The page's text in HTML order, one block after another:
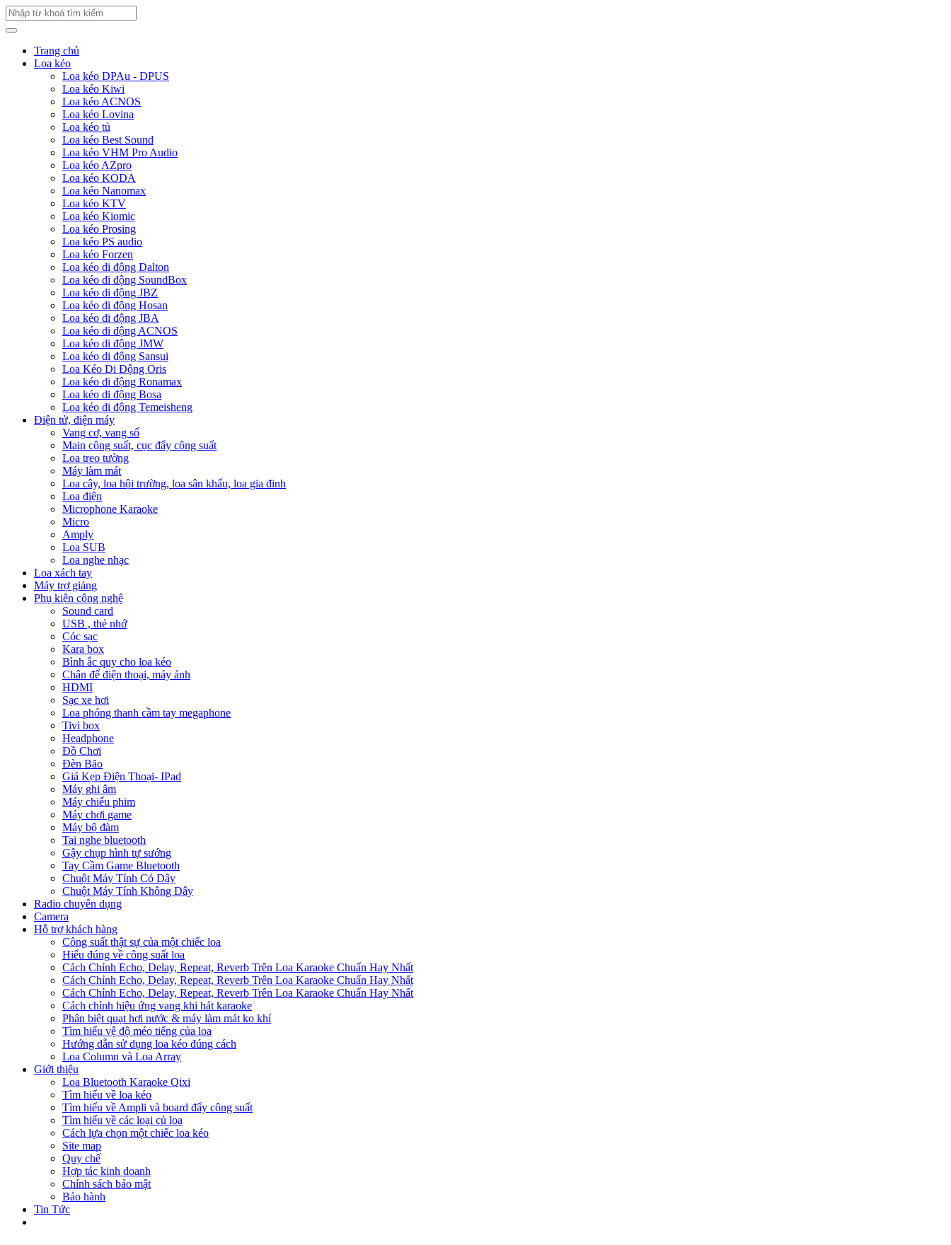
Trang chủ
Loa kéo
Loa kéo DPAu - DPUS
Loa kéo Kiwi
Loa kéo ACNOS
Loa kéo Lovina
Loa kéo tủ
Loa kéo Best Sound
Loa kéo VHM Pro Audio
Loa kéo AZpro
Loa kéo KODA
Loa kéo Nanomax
Loa kéo KTV
Loa kéo Kiomic
Loa kéo Prosing
Loa kéo PS audio
Loa kéo Forzen
Loa kéo di động Dalton
Loa kéo di động SoundBox
Loa kéo di động JBZ
Loa kéo di động Hosan
Loa kéo di động JBA
Loa kéo di động ACNOS
Loa kéo di động JMW
Loa kéo di động Sansui
Loa Kéo Di Động Oris
Loa kéo di động Ronamax
Loa kéo di động Bosa
Loa kéo di động Temeisheng
Điện tử, điện máy
Vang cơ, vang số
Main công suất, cục đẩy công suất
Loa treo tường
Máy làm mát
Loa cây, loa hội trường, loa sân khấu, loa gia đinh
Loa điện
Microphone Karaoke
Micro
Amply
Loa SUB
Loa nghe nhạc
Loa xách tay
Máy trợ giảng
Phụ kiện công nghệ
Sound card
USB , thẻ nhớ
Cóc sạc
Kara box
Bình ắc quy cho loa kéo
Chân để điện thoại, máy ảnh
HDMI
Sạc xe hơi
Loa phóng thanh cầm tay megaphone
Tivi box
Headphone
Đồ Chơi
Đèn Bão
Giá Kẹp Điện Thoại- IPad
Máy ghi âm
Máy chiếu phim
Máy chơi game
Máy bộ đàm
Tai nghe bluetooth
Gậy chụp hình tự sướng
Tay Cầm Game Bluetooth
Chuột Máy Tính Có Dây
Chuột Máy Tính Không Dây
Radio chuyên dụng
Camera
Hỗ trợ khách hàng
Công suất thật sự của một chiếc loa
Hiểu đúng về công suất loa
Cách Chỉnh Echo, Delay, Repeat, Reverb Trên Loa Karaoke Chuẩn Hay Nhất
Cách Chỉnh Echo, Delay, Repeat, Reverb Trên Loa Karaoke Chuẩn Hay Nhất
Cách Chỉnh Echo, Delay, Repeat, Reverb Trên Loa Karaoke Chuẩn Hay Nhất
Cách chỉnh hiệu ứng vang khi hát karaoke
Phân biệt quạt hơi nước & máy làm mát ko khí
Tìm hiểu vệ độ méo tiếng của loa
Hướng dẫn sử dụng loa kéo đúng cách
Loa Column và Loa Array
Giới thiệu
Loa Bluetooth Karaoke Qixi
Tìm hiểu về loa kéo
Tìm hiểu về Ampli và board đẩy công suất
Tìm hiểu về các loại củ loa
Cách lựa chọn một chiếc loa kéo
Site map
Quy chế
Hợp tác kinh doanh
Chính sách bảo mật
Bảo hành
Tin Tức